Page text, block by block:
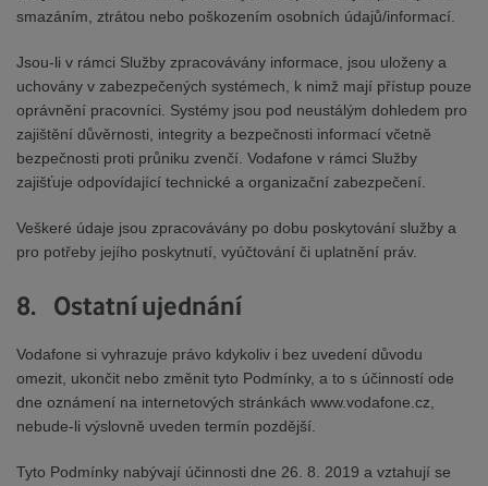
smazáním, ztrátou nebo poškozením osobních údajů/informací.
Jsou-li v rámci Služby zpracovávány informace, jsou uloženy a
uchovány v zabezpečených systémech, k nimž mají přístup pouze
oprávnění pracovníci. Systémy jsou pod neustálým dohledem pro
zajištění důvěrnosti, integrity a bezpečnosti informací včetně
bezpečnosti proti průniku zvenčí. Vodafone v rámci Služby
zajišťuje odpovídající technické a organizační zabezpečení.
Veškeré údaje jsou zpracovávány po dobu poskytování služby a
pro potřeby jejího poskytnutí, vyúčtování či uplatnění práv.
8. Ostatní ujednání
Vodafone si vyhrazuje právo kdykoliv i bez uvedení důvodu
omezit, ukončit nebo změnit tyto Podmínky, a to s účinností ode
dne oznámení na internetových stránkách www.vodafone.cz,
nebude-li výslovně uveden termín pozdější.
Tyto Podmínky nabývají účinnosti dne 26. 8. 2019 a vztahují se